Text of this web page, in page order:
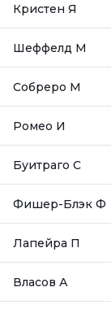
Кристен Я
Шеффелд М
Собреро М
Ромео И
Буитраго С
Фишер-Блэк Ф
Лапейра П
Власов А